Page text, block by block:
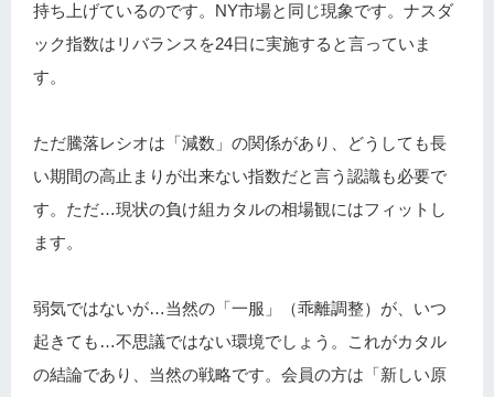
持ち上げているのです。NY市場と同じ現象です。ナスダ
ック指数はリバランスを24日に実施すると言っていま
す。
ただ騰落レシオは「減数」の関係があり、どうしても長
い期間の高止まりが出来ない指数だと言う認識も必要で
す。ただ…現状の負け組カタルの相場観にはフィットし
ます。
弱気ではないが…当然の「一服」（乖離調整）が、いつ
起きても…不思議ではない環境でしょう。これがカタル
の結論であり、当然の戦略です。会員の方は「新しい原